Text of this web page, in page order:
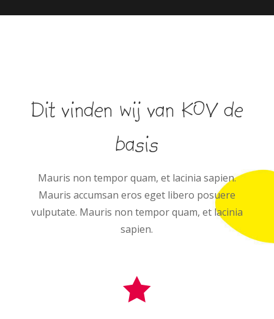
Dit vinden wij van KOV de
basis
Mauris non tempor quam, et lacinia sapien.
Mauris accumsan eros eget libero posuere
vulputate. Mauris non tempor quam, et lacinia
sapien.
